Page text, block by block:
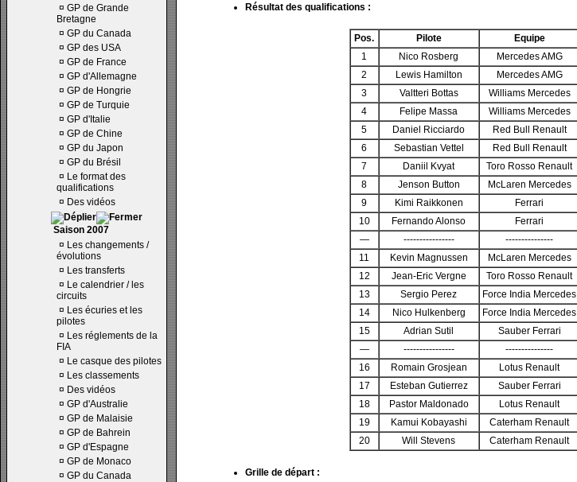
¤ GP de Grande
Bretagne
¤ GP du Canada
¤ GP des USA
¤ GP de France
¤ GP d'Allemagne
¤ GP de Hongrie
¤ GP de Turquie
¤ GP d'Italie
¤ GP de Chine
¤ GP du Japon
¤ GP du Brésil
¤ Le format des
qualifications
¤ Des vidéos
Saison 2007
¤ Les changements /
évolutions
¤ Les transferts
¤ Le calendrier / les
circuits
¤ Les écuries et les
pilotes
¤ Les réglements de la
FIA
¤ Le casque des pilotes
¤ Les classements
¤ Des vidéos
¤ GP d'Australie
¤ GP de Malaisie
¤ GP de Bahrein
¤ GP d'Espagne
¤ GP de Monaco
¤ GP du Canada
Résultat des qualifications :
Pos. Pilote Equipe
1
Nico Rosberg Mercedes AMG
2
Lewis Hamilton Mercedes AMG
3
Valtteri Bottas Williams Mercedes
4
Felipe Massa Williams Mercedes
5
Daniel Ricciardo Red Bull Renault
6
Sebastian Vettel Red Bull Renault
7
Daniil Kvyat Toro Rosso Renault
8
Jenson Button McLaren Mercedes
9
Kimi Raikkonen Ferrari
10
Fernando Alonso Ferrari
—
---------------- ---------------
11
Kevin Magnussen McLaren Mercedes
12
Jean-Eric Vergne Toro Rosso Renault
13
Sergio Perez Force India Mercedes
14
Nico Hulkenberg Force India Mercedes
15
Adrian Sutil Sauber Ferrari
—
---------------- ---------------
16
Romain Grosjean Lotus Renault
17
Esteban Gutierrez Sauber Ferrari
18
Pastor Maldonado Lotus Renault
19
Kamui Kobayashi Caterham Renault
20
Will Stevens Caterham Renault
Grille de départ :